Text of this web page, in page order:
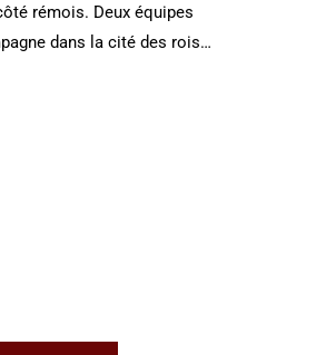
rémois. Deux équipes
dans la cité des rois…